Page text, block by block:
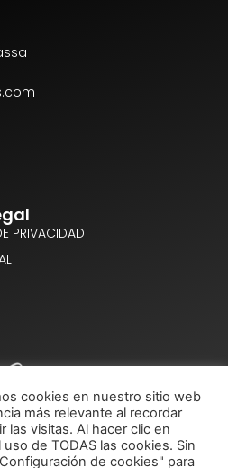
PRIVACIDAD
cookies en nuestro sitio web
más relevante al recordar
las visitas. Al hacer clic en
de TODAS las cookies. Sin
de cookies" para